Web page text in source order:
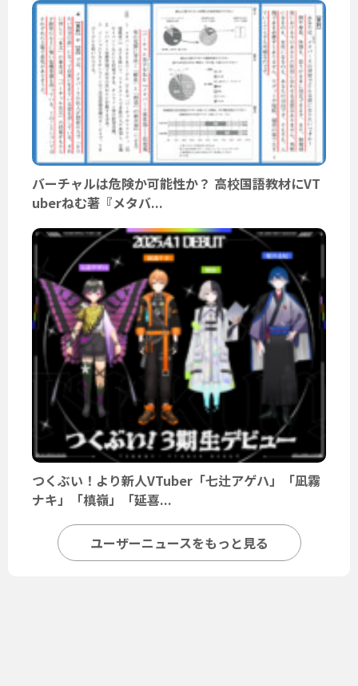
バーチャルは危険か可能性か？ 高校国語教材にVT
uberねむ著『メタバ...
つくぶい！より新人VTuber「七辻アゲハ」「凪霧
ナキ」「槙嶺」「延喜...
ユーザーニュースをもっと見る